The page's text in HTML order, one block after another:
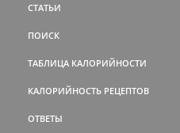
СТАТЬИ
ПОИСК
ТАБЛИЦА КАЛОРИЙНОСТИ
КАЛОРИЙНОСТЬ РЕЦЕПТОВ
ОТВЕТЫ